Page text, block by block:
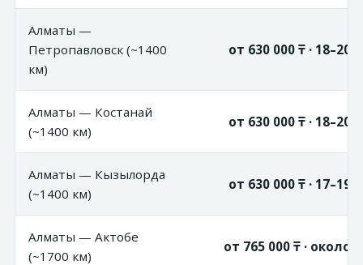
Алматы —
Петропавловск (~1400
км)
от 630 000 ₸ · 18–20
Алматы — Костанай
(~1400 км)
от 630 000 ₸ · 18–20
Алматы — Кызылорда
(~1400 км)
от 630 000 ₸ · 17–19
Алматы — Актобе
(~1700 км)
от 765 000 ₸ · около